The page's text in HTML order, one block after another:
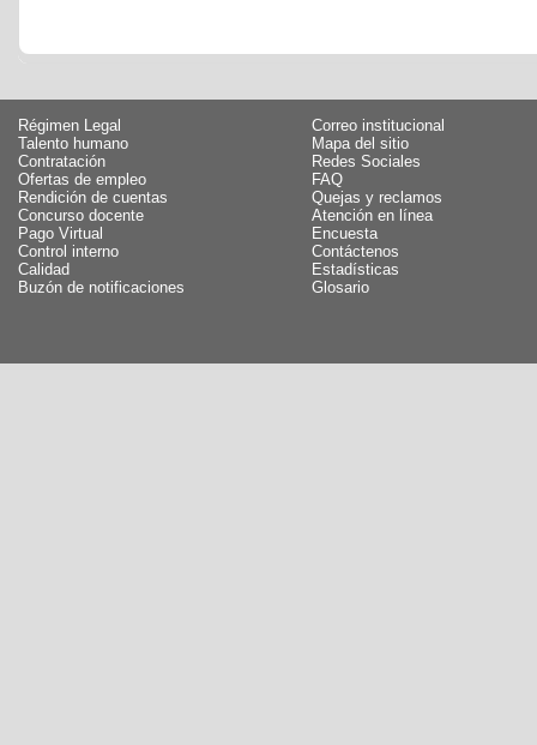
Régimen Legal
Talento humano
Contratación
Ofertas de empleo
Rendición de cuentas
Concurso docente
Pago Virtual
Control interno
Calidad
Buzón de notificaciones
Correo institucional
Mapa del sitio
Redes Sociales
FAQ
Quejas y reclamos
Atención en línea
Encuesta
Contáctenos
Estadísticas
Glosario